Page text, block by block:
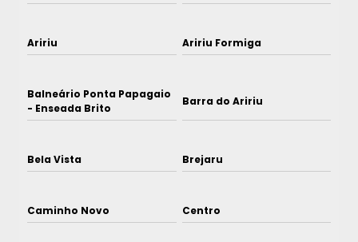
Aririu Aririu Formiga
Balneário Ponta Papagaio
- Enseada Brito
Barra do Aririu
Bela Vista Brejaru
Caminho Novo Centro